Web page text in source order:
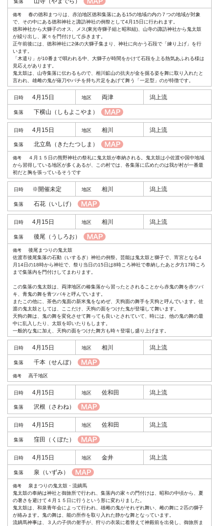
春の徳和まつりは、赤泊地区徳和集落にある15の地域の内の７つの地域が対象
で、その中にある徳和神社と諏訪神社の例祭として4月15日に行われます。
徳和神社から大獅子のオス、メス(東光寺獅子組と昭和組)、山寺の諏訪神社から鬼太鼓
が繰り出し、家々を門付けして歩きます。
正午前後には、徳和神社に2体の大獅子集まり、神社に向かう石段で「練り上げ」を行
います。
「木遣り」が10番まで唄われる中、大獅子が時間をかけて石段を上る熱気あふれる様は
見応えがあります。
鬼太鼓は、山寺集落に伝わるもので、相川鉱山の抗夫が金を掘る姿を舞に取り入れたと
言われ、雄雌の鬼が薙刀やバチを持ち片足をあげて舞う「一足型」のが特徴です。
潟上流
4月15日 両津
下横山 （しもよこやま）
潟上流
4月15日 相川
北立島 （きたたつしま）
４月１５日の熊野神社の祭礼に鬼太鼓が奉納される。鬼太鼓は小佐渡や国中地域
から習得している地区が多くあるが、この村では、各集落に広めたのは我が村が一番最
初だと胸を張っているそうです
潟上流
※開催未定 相川
石花（いしげ）
潟上流
4月15日 相川
後尾 （うしろお）
後尾まつりの鬼太鼓
佐渡市後尾集落の石動（いするぎ）神社の例祭。芸能は鬼太鼓と獅子で、宵宮となる4
月14日の18時から神社で、祭り当日の15日は8時ころ神社で奉納したあと夕方17時ころ
まで集落内を門付けしてまわります。
この集落の鬼太鼓は、両津地区の椿集落から習ったとされることから赤鬼の舞を赤ツバ
キ、青鬼の舞を青ツバキと呼んでいます。
またこの他に、茶色の鬼面の新米鬼をなめぜ、天狗面の舞手を天狗と呼んでいます。佐
渡の鬼太鼓としては、ここだけ、天狗の面をつけた鬼が登場して舞います。
天狗の舞は、鬼の舞を変化させて舞っても良いとされていて、時には、他の鬼の舞の最
中に乱入したり、太鼓を叩いたりもします。
一般的な鬼に加え、天狗の面をつけた舞方も時々登場し盛り上げます。
潟上流
4月15日 相川
千本（せんぼ）
高千地区
潟上流
4月15日 佐和田
沢根 （さわね）
潟上流
4月15日 佐和田
窪田 （くぼた）
潟上流
4月15日 金井
泉 （いずみ）
泉まつりの鬼太鼓・流鏑馬
鬼太鼓の奉納は神社と御旅所で行われ、集落内の家々の門付けは、昭和の中頃から、夏
の暑さを避けて４月１５日に行うという形に変わりました。
鬼太鼓は、和泉青年会によって行われ、雄雌の鬼がそれぞれ舞い、雌の舞に２匹の獅子
が絡みます。鬼の舞は、能の所作を取り入れた静かな舞となっています。
流鏑馬神事は、３人の子供の射手が、狩りの衣装に着替えて神殿前を出発し、御旅所ま